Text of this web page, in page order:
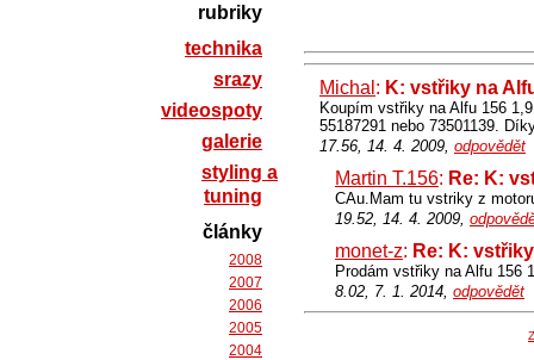
Michal : K: vstřiky na
Koupím vstřiky na Alfu 156
55187291 nebo 73501139.
17.56, 14. 4. 2009, odpovědět
Martin T.156: Re: K:
CAu.Mam tu vstriky z
19.52, 14. 4. 2009,
monet-z: Re: K:
Prodám vstřiky na Alfu 156
8.02, 7. 1. 2014, odpovědět
rubriky
technika
srazy
videospoty
galerie
styling a
tuning
články
2008
2007
2006
2005
2004